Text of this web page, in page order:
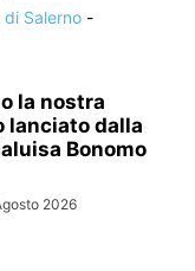
Salerno -
la nostra
lanciato dalla
Bonomo
2026